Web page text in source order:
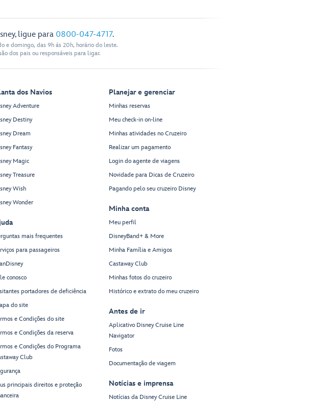
ligue para 0800-047-4717.
e domingo, das 9h ás 20h, horário do leste.
dos pais ou responsáveis para ligar.
dos Navios
Adventure
Destiny
Dream
Fantasy
Magic
Treasure
Wish
Wonder
mais frequentes
para passageiros
conosco
portadores de deficiência
do site
e Condições do site
e Condições da reserva
e Condições do Programa
Club
principais direitos e proteção
Planejar e gerenciar
Minhas reservas
Meu check-in on-line
Minhas atividades no Cruzeiro
Realizar um pagamento
Login do agente de viagens
Novidade para Dicas de Cruzeiro
Pagando pelo seu cruzeiro Disney
Minha conta
Meu perfil
DisneyBand+ & More
Minha Família e Amigos
Castaway Club
Minhas fotos do cruzeiro
Histórico e extrato do meu cruzeiro
Antes de ir
Aplicativo Disney Cruise Line
Navigator
Fotos
Documentação de viagem
Notícias e imprensa
Notícias da Disney Cruise Line